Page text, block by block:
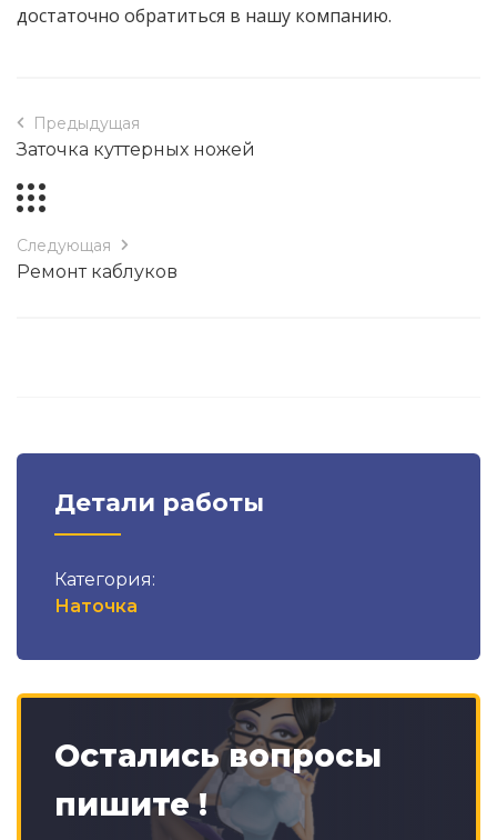
достаточно обратиться в нашу компанию.
Предыдущая
Заточка куттерных ножей
Следующая
Ремонт каблуков
Детали работы
Категория:
Наточка
Остались вопросы
пишите !